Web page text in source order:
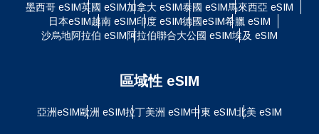
墨西哥 eSIM英國 eSIM加拿大 eSIM泰國 eSIM馬來西亞 eSIM
日本eSIM越南 eSIM印度 eSIM德國eSIM希臘 eSIM
沙烏地阿拉伯 eSIM阿拉伯聯合大公國 eSIM埃及 eSIM
區域性 eSIM
亞洲eSIM歐洲 eSIM拉丁美洲 eSIM中東 eSIM北美 eSIM